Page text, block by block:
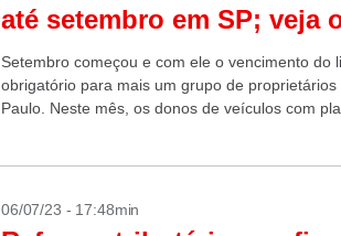
até setembro em SP; veja
Setembro começou e com ele o vencimento do
obrigatório para mais um grupo de
Paulo. Neste mês, os donos de veículos com
06/07/23 - 17:48min